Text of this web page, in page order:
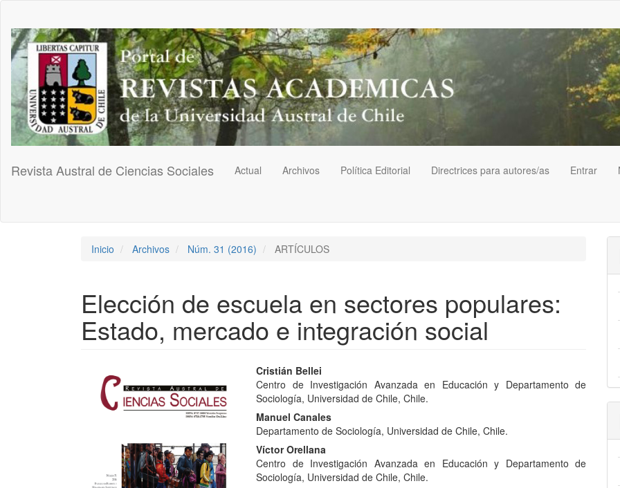
Contenido
principal
Barra
lateral
Revista Austral de Ciencias Sociales Actual Archivos Política Editorial Directrices para autores/as Entrar
Inicio Archivos Núm. 31 (2016) ARTÍCULOS
Elección de escuela en sectores populares:
Estado, mercado e integración social
Barra
lateral
artículo
Contenido
principal
del
artículo
Cristián Bellei
Centro de Investigación Avanzada en Educación y Departamento de
Sociología, Universidad de Chile, Chile.
Manuel Canales
Departamento de Sociología, Universidad de Chile, Chile.
Víctor Orellana
Centro de Investigación Avanzada en Educación y Departamento de
Sociología, Universidad de Chile, Chile.